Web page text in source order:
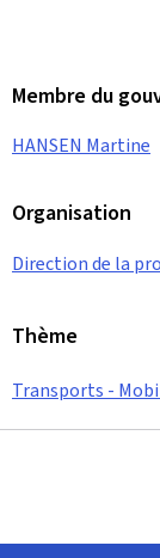
Membre du
HANSEN Martine
Organisation
Direction de la
Thème
Transports -